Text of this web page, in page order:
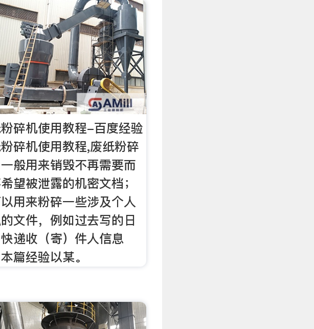
碎机使用教程-百度经验
碎机使用教程,废纸粉碎
般用来销毁不再需要而
望被泄露的机密文档；
用来粉碎一些涉及个人
文件，例如过去写的日
递收（寄）件人信息
篇经验以某。